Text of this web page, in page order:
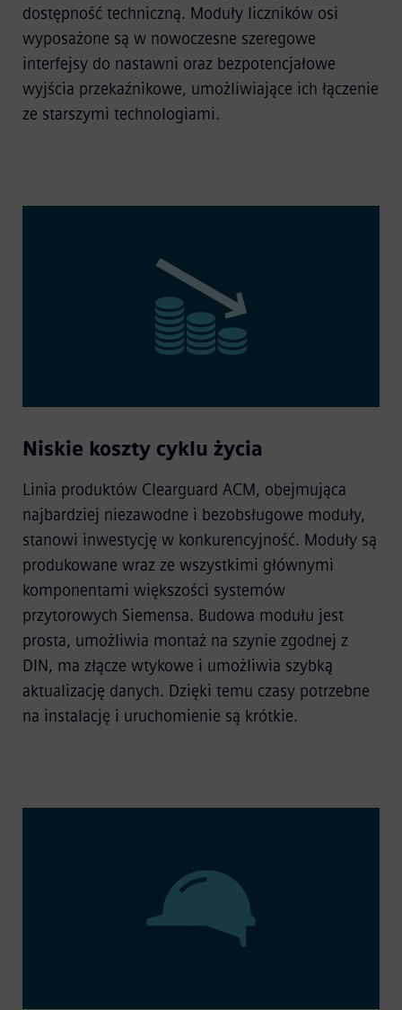
dostępność techniczną. Moduły liczników osi
wyposażone są w nowoczesne szeregowe
interfejsy do nastawni oraz bezpotencjałowe
wyjścia przekaźnikowe, umożliwiające ich łączenie
ze starszymi technologiami.
Niskie koszty cyklu życia
Linia produktów Clearguard ACM, obejmująca
najbardziej niezawodne i bezobsługowe moduły,
stanowi inwestycję w konkurencyjność. Moduły są
produkowane wraz ze wszystkimi głównymi
komponentami większości systemów
przytorowych Siemensa. Budowa modułu jest
prosta, umożliwia montaż na szynie zgodnej z
DIN, ma złącze wtykowe i umożliwia szybką
aktualizację danych. Dzięki temu czasy potrzebne
na instalację i uruchomienie są krótkie.